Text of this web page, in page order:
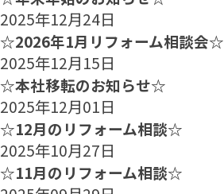
2025年12月24日
☆2026年1月リフォーム相談会☆
2025年12月15日
☆本社移転のお知らせ☆
2025年12月01日
☆12月のリフォーム相談☆
2025年10月27日
☆11月のリフォーム相談☆